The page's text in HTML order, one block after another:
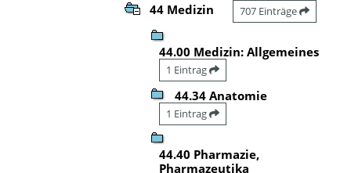
44 Medizin 707 Einträge
44.00 Medizin: Allgemeines
1 Eintrag
44.34 Anatomie
1 Eintrag
44.40 Pharmazie,
Pharmazeutika